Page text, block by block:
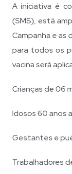
A iniciativa é
(SMS), está
Campanha e as
para todos os
vacina será
Crianças de 06
Idosos 60 anos
Gestantes e
Trabalhadores